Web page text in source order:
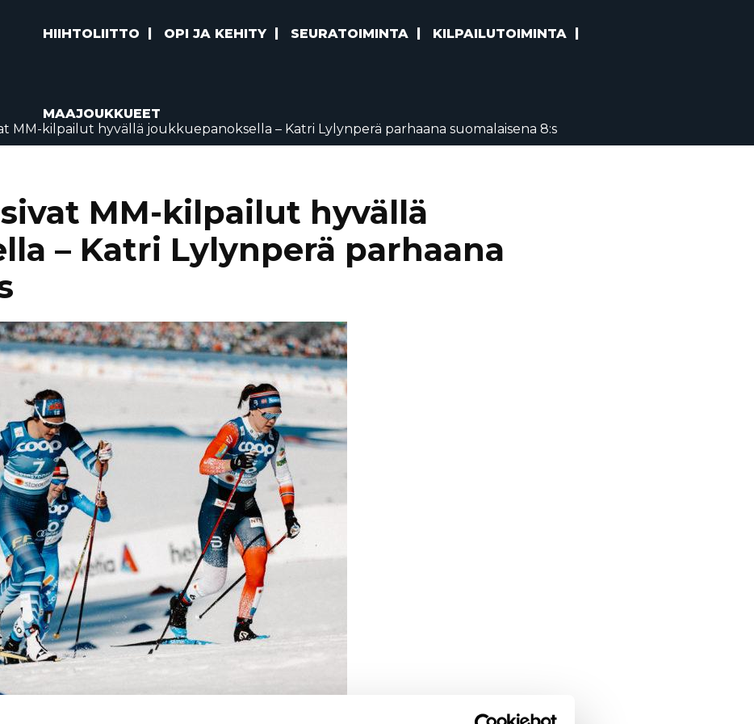
HIIHTOLIITTO OPI JA KEHITY SEURATOIMINTA KILPAILUTOIMINTA
MAAJOUKKUEET
MM-kilpailut hyvällä joukkuepanoksella – Katri Lylynperä parhaana suomalaisena 8:s
MM-kilpailut hyvällä
– Katri Lylynperä parhaana